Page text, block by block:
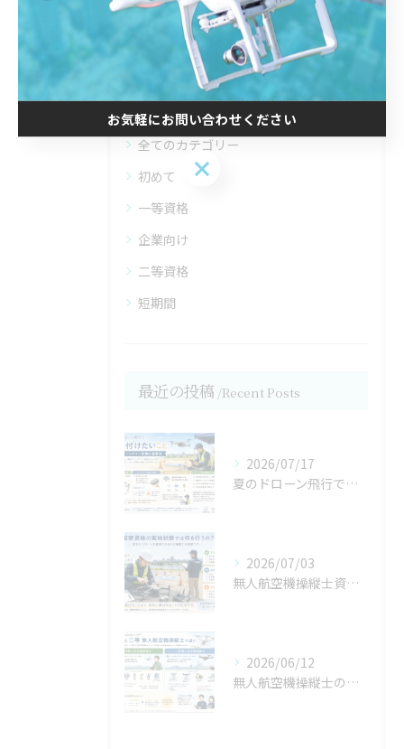
カテゴリー Categories
全てのカテゴリー
初めて
一等資格
企業向け
二等資格
短期間
最近の投稿 Recent Posts
2026/07/17
夏のドローン飛行で気を付けたいこと,バッテリー管理の重要性【宮城県仙台市・名取市ドローンスクール】
2026/07/03
無人航空機操縦士資格の保有メリットは③／３【宮城県仙台市・名取市 ドローンスクール】
2026/06/12
無人航空機操縦士の資格保有のメリットは？②／３【宮城県仙台市・名取市 ドローンスクール】
お気軽にお問い合わせください
お気軽にお問い合わせください